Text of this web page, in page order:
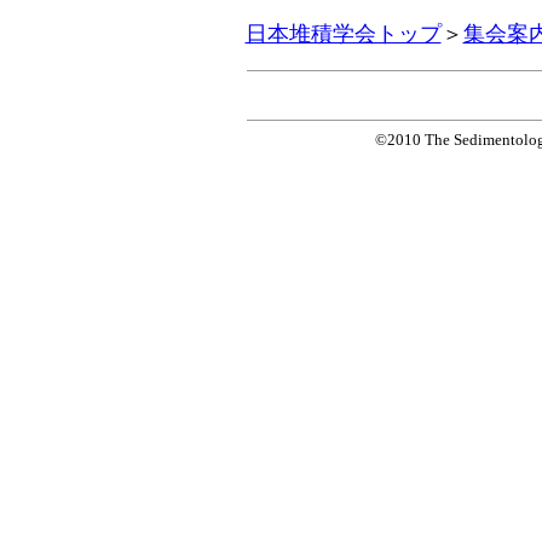
日本堆積学会トップ＞ 集会案
©2010 The